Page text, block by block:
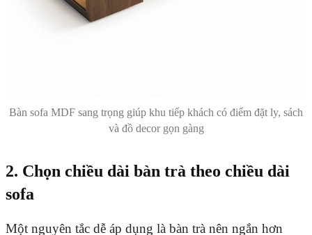
Bàn sofa MDF sang trọng giúp khu tiếp khách có điểm đặt ly, sách
và đồ decor gọn gàng
2. Chọn chiều dài bàn trà theo chiều dài
sofa
Một nguyên tắc dễ áp dụng là bàn trà nên ngắn hơn